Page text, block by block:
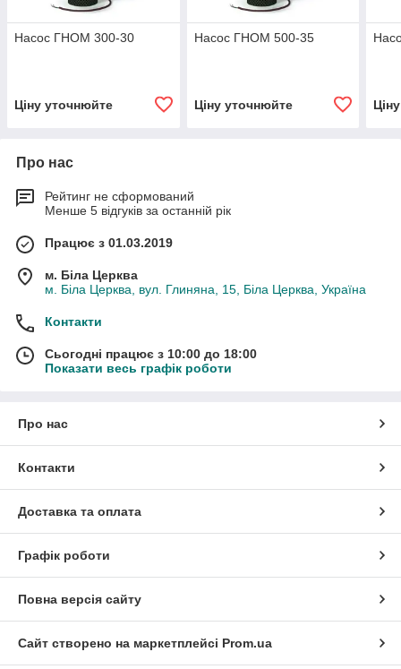
Насос ГНОМ 300-30
Ціну уточнюйте
Насос ГНОМ 500-35
Ціну уточнюйте
Про нас
Рейтинг не сформований
Менше 5 відгуків за останній рік
Працює з 01.03.2019
м. Біла Церква
м. Біла Церква, вул. Глиняна, 15, Біла Церква, Україна
Контакти
Сьогодні працює з 10:00 до 18:00
Показати весь графік роботи
Про нас
Контакти
Доставка та оплата
Графік роботи
Повна версія сайту
Сайт створено на маркетплейсі Prom.ua